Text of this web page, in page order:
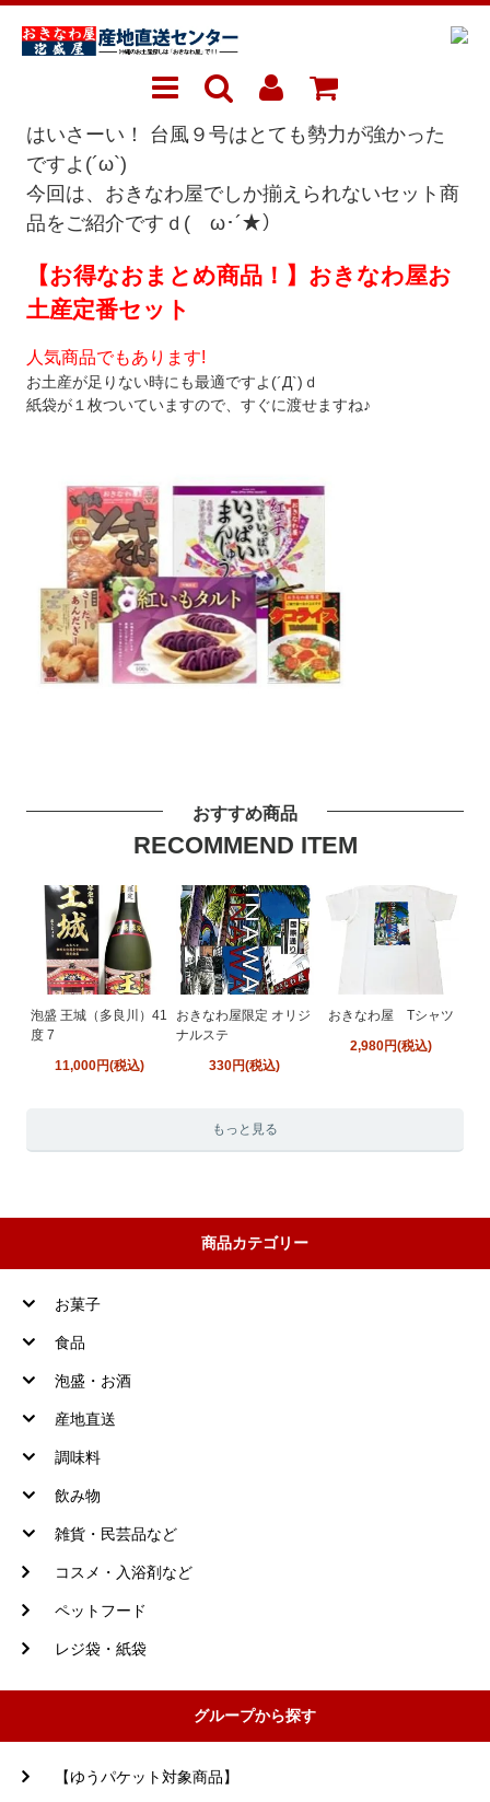
はいさーい！ 台風９号はとても勢力が強かった
ですよ(´ω`)
今回は、おきなわ屋でしか揃えられないセット商
品をご紹介ですｄ(ゝω･´★）
【お得なおまとめ商品！】おきなわ屋お
土産定番セット
人気商品でもあります!
お土産が足りない時にも最適ですよ(´Д`)ｄ
紙袋が１枚ついていますので、すぐに渡せますね♪
おすすめ商品
RECOMMEND ITEM
泡盛 王城（多良川）41
度 7
11,000円(税込)
おきなわ屋限定 オリジ
ナルステ
330円(税込)
おきなわ屋 Tシャツ
2,980円(税込)
もっと見る
商品カテゴリー
お菓子
食品
泡盛・お酒
産地直送
調味料
飲み物
雑貨・民芸品など
コスメ・入浴剤など
ペットフード
レジ袋・紙袋
グループから探す
【ゆうパケット対象商品】